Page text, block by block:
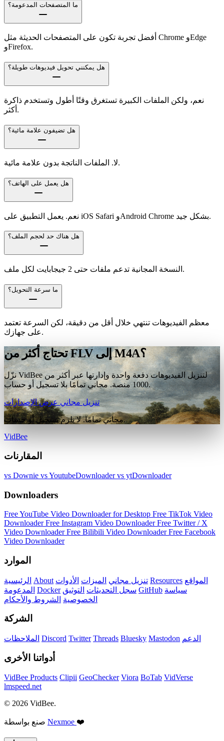
ما المتصفحات المدعومة؟
أفضل تجربة تكون على المتصفحات الحديثة مثل Chrome وEdge
وFirefox.
هل يمكنني تحويل فيديوهات طويلة؟
نعم، ولكن الملفات الكبيرة تستغرق وقتًا أطول وتستخدم ذاكرة
أكثر.
هل تضيفون علامة مائية؟
لا. الملفات الناتجة بدون علامة مائية.
هل يعمل على الهاتف؟
نعم. يعمل التطبيق على iOS Safari وAndroid Chrome بشكل جيد.
هل هناك حد لحجم الملف؟
النسخة المجانية تدعم ملفات حتى 2 جيجابايت لكل ملف.
ما سرعة التحويل؟
معظم الفيديوهات تنتهي خلال أقل من دقيقة، لكن السرعة تعتمد
على جهازك.
تحتاج أكثر من FLV إلى M4A؟
نزّل VidBee لتنزيل الفيديوهات دفعة واحدة وإدارتها عبر أكثر من
1000 منصة. مجاني تمامًا بلا تسجيل أو حساب.
تنزيل مجانيعرض الإصدارات
مجاني تمامًا. لا يلزم تسجيل أو حساب.
VidBee
المقارنات
vs Downie vs YoutubeDownloadervs ytDownloader
Downloaders
Free YouTube Video Downloader for Desktop Free TikTok Video
DownloaderFree Instagram Video DownloaderFree Twitter / X
Video DownloaderFree Bilibili Video DownloaderFree Facebook
Video Downloader
الموارد
الرئيسية About تنزيل مجاني الميزات الأدوات Resources المواقع
المدعومة Docker سجل التحديثات التوثيق GitHub سياسة
الخصوصية الشروط والأحكام
الشركة
الملاحظات Discord Twitter Threads Bluesky Mastodon الدعم
أدواتنا الأخرى
VidBee Products Clipii GeoChecker Viora BoTab VidVerse
lmspeed.net
© 2026 VidBee.
Nexmoe ❤️